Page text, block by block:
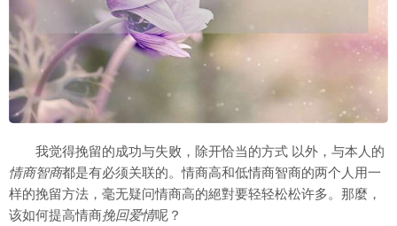
我觉得挽留的成功与失败，除开恰当的方式 以外，与本人的
情商智商都是有必须关联的。情商高和低情商智商的两个人用一
样的挽留方法，毫无疑问情商高的絕對要轻轻松松许多。那麼，
该如何提高情商挽回爱情呢？